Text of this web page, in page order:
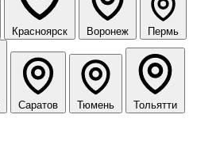
Красноярск Воронеж Пермь
Саратов Тюмень Тольятти